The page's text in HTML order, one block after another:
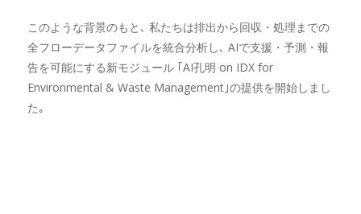
このような背景のもと､ 私たちは排出から回収・処理までの
全フローデータファイルを統合分析し､ AIで支援・予測・報
告を可能にする新モジュール ｢AI孔明 on IDX for
Environmental & Waste Management｣の提供を開始しまし
た｡